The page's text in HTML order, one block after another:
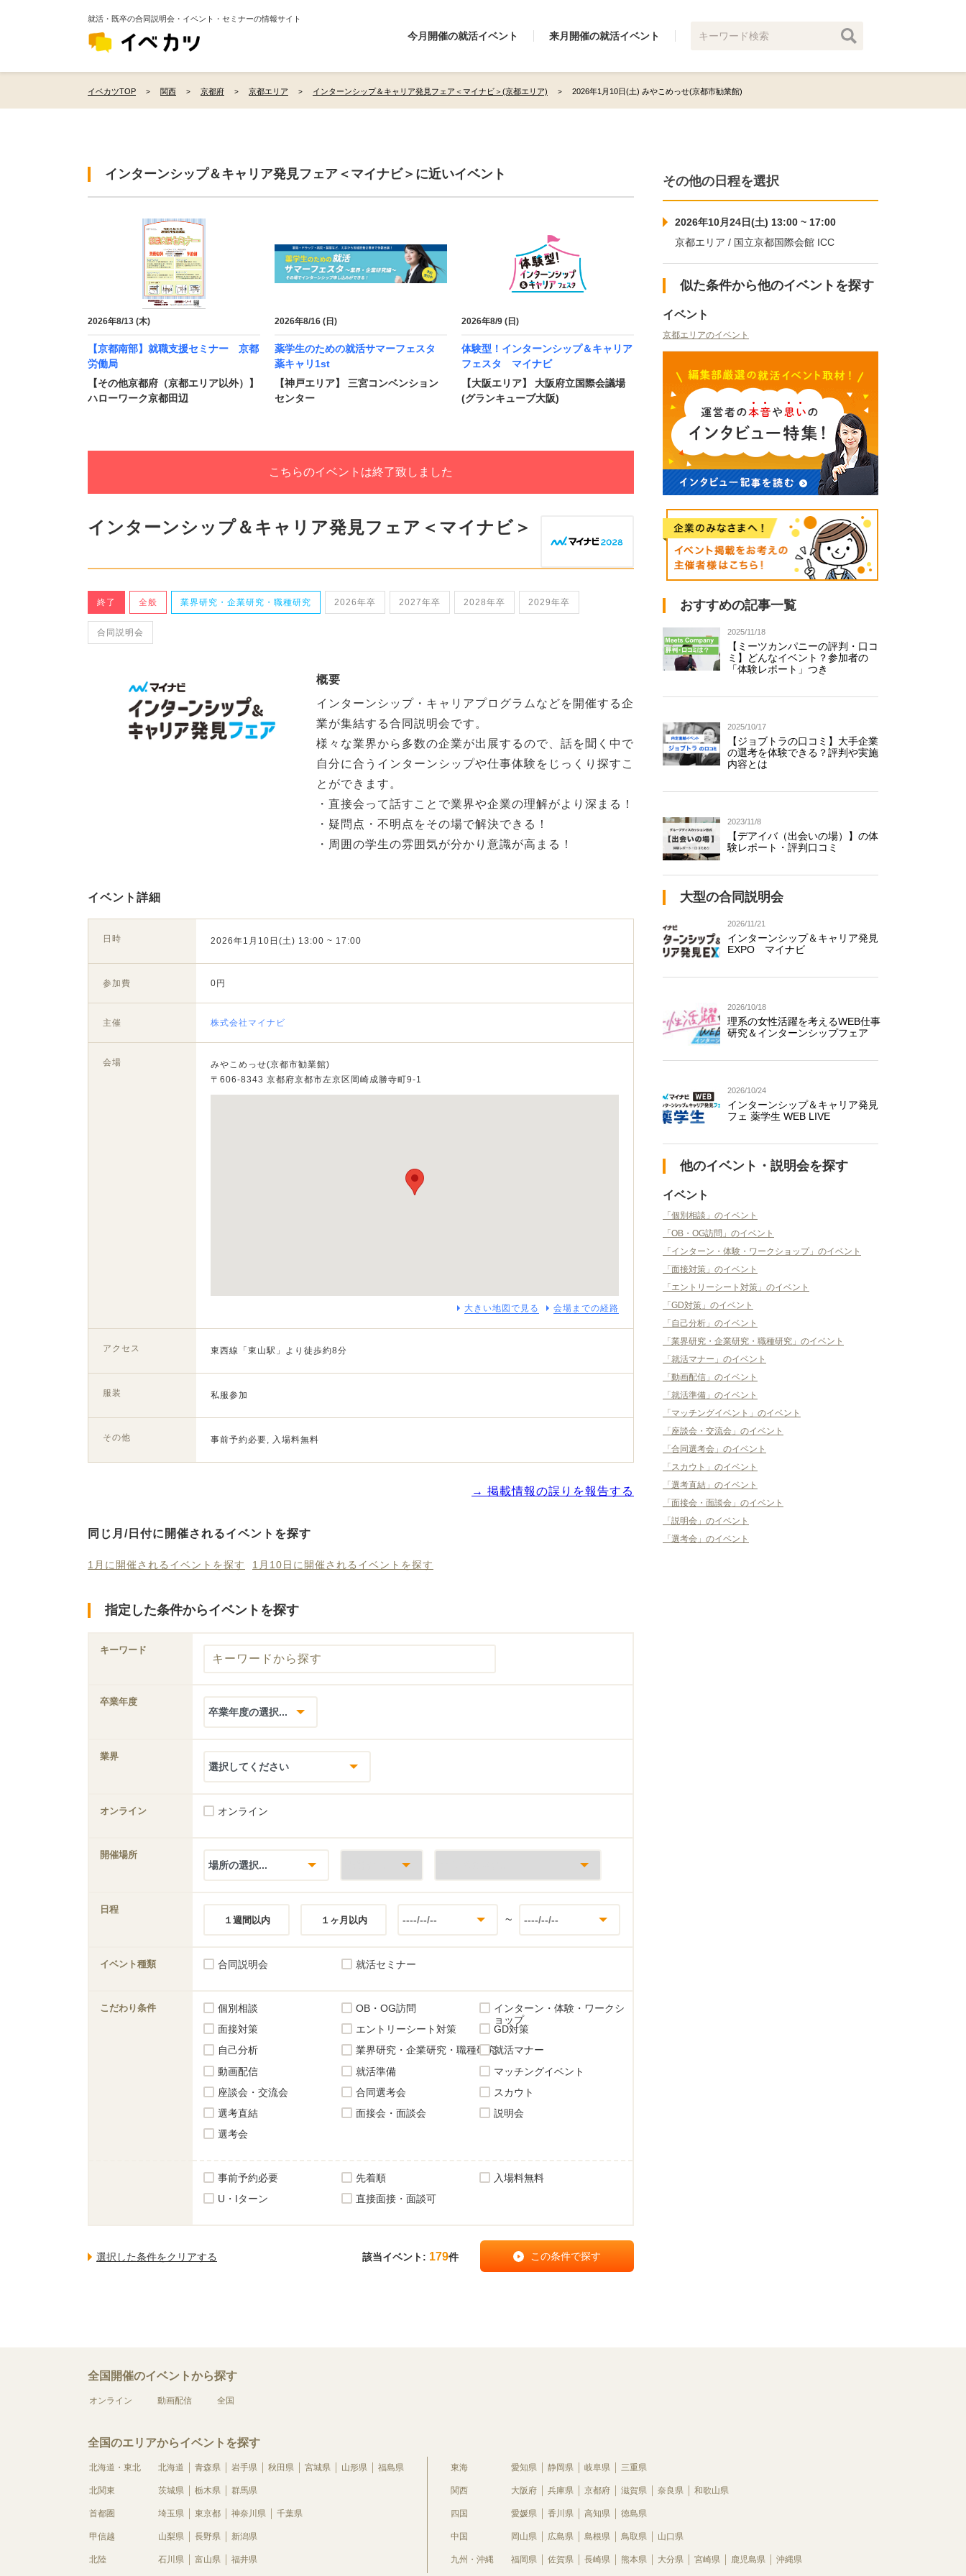
就活・既卒の合同説明会・イベント・セミナーの情報サイト
今月開催の就活イベント 来月開催の就活イベント
イベカツTOP 関西 京都府 京都エリア インターンシップ＆キャリア発見フェア＜マイナビ＞(京都エリア) 2026年1月10日(土) みやこめっせ(京都市勧業館)
インターンシップ＆キャリア発見フェア＜マイナビ＞に近いイベント
2026年8/13 (木)
【京都南部】就職支援セミナー 京都
労働局
【その他京都府（京都エリア以外）】
ハローワーク京都田辺
2026年8/16 (日)
薬学生のための就活サマーフェスタ
薬キャリ1st
【神戸エリア】 三宮コンベンション
センター
2026年8/9 (日)
体験型！インターンシップ＆キャリア
フェスタ マイナビ
【大阪エリア】 大阪府立国際会議場
(グランキューブ大阪)
こちらのイベントは終了致しました
インターンシップ＆キャリア発見フェア＜マイナビ＞
終了 全般 業界研究・企業研究・職種研究 2026年卒 2027年卒 2028年卒 2029年卒
合同説明会
概要
インターンシップ・キャリアプログラムなどを開催する企
業が集結する合同説明会です。
様々な業界から多数の企業が出展するので、話を聞く中で
自分に合うインターンシップや仕事体験をじっくり探すこ
とができます。
・直接会って話すことで業界や企業の理解がより深まる！
・疑問点・不明点をその場で解決できる！
・周囲の学生の雰囲気が分かり意識が高まる！
イベント詳細
日時 2026年1月10日(土) 13:00 ~ 17:00
参加費 0円
主催 株式会社マイナビ
会場
みやこめっせ(京都市勧業館)
〒606-8343 京都府京都市左京区岡崎成勝寺町9-1
大きい地図で見る 会場までの経路
アクセス 東西線「東山駅」より徒歩約8分
服装 私服参加
その他 事前予約必要, 入場料無料
→ 掲載情報の誤りを報告する
同じ月/日付に開催されるイベントを探す
1月に開催されるイベントを探す 1月10日に開催されるイベントを探す
指定した条件からイベントを探す
キーワード
卒業年度
業界
オンライン オンライン
開催場所
日程
１週間以内
１ヶ月以内 ~
イベント種類 合同説明会 就活セミナー
こだわり条件 個別相談 OB・OG訪問
インターン・体験・ワークシ
ョップ
面接対策
エントリーシート対策
GD対策
自己分析
業界研究・企業研究・職種研究就活マナー
動画配信
就活準備
マッチングイベント
座談会・交流会
合同選考会
スカウト
選考直結
面接会・面談会
説明会
選考会
事前予約必要 先着順
入場料無料
U・Iターン
直接面接・面談可
該当イベント: 179件
その他の日程を選択
2026年10月24日(土) 13:00 ~ 17:00
京都エリア / 国立京都国際会館 ICC
似た条件から他のイベントを探す
イベント
京都エリアのイベント
おすすめの記事一覧
2025/11/18
【ミーツカンパニーの評判・口コ
ミ】どんなイベント？参加者の
「体験レポート」つき
2025/10/17
【ジョブトラの口コミ】大手企業
の選考を体験できる？評判や実施
内容とは
2023/11/8
【デアイバ（出会いの場）】の体
験レポート・評判口コミ
大型の合同説明会
2026/11/21
インターンシップ＆キャリア発見
EXPO マイナビ
2026/10/18
理系の女性活躍を考えるWEB仕事
研究＆インターンシップフェア
2026/10/24
インターンシップ＆キャリア発見
フェ 薬学生 WEB LIVE
他のイベント・説明会を探す
イベント
「個別相談」のイベント
「OB・OG訪問」のイベント
「インターン・体験・ワークショップ」のイベント
「面接対策」のイベント
「エントリーシート対策」のイベント
「GD対策」のイベント
「自己分析」のイベント
「業界研究・企業研究・職種研究」のイベント
「就活マナー」のイベント
「動画配信」のイベント
「就活準備」のイベント
「マッチングイベント」のイベント
「座談会・交流会」のイベント
「合同選考会」のイベント
「スカウト」のイベント
「選考直結」のイベント
「面接会・面談会」のイベント
「説明会」のイベント
「選考会」のイベント
全国開催のイベントから探す
オンライン 動画配信 全国
全国のエリアからイベントを探す
北海道・東北 北海道 青森県 岩手県 秋田県 宮城県 山形県 福島県
北関東 茨城県 栃木県 群馬県
首都圏 埼玉県 東京都 神奈川県 千葉県
甲信越 山梨県 長野県 新潟県
北陸 石川県 富山県 福井県
東海 愛知県 静岡県 岐阜県 三重県
関西 大阪府 兵庫県 京都府 滋賀県 奈良県 和歌山県
四国 愛媛県 香川県 高知県 徳島県
中国 岡山県 広島県 島根県 鳥取県 山口県
九州・沖縄 福岡県 佐賀県 長崎県 熊本県 大分県 宮崎県 鹿児島県 沖縄県